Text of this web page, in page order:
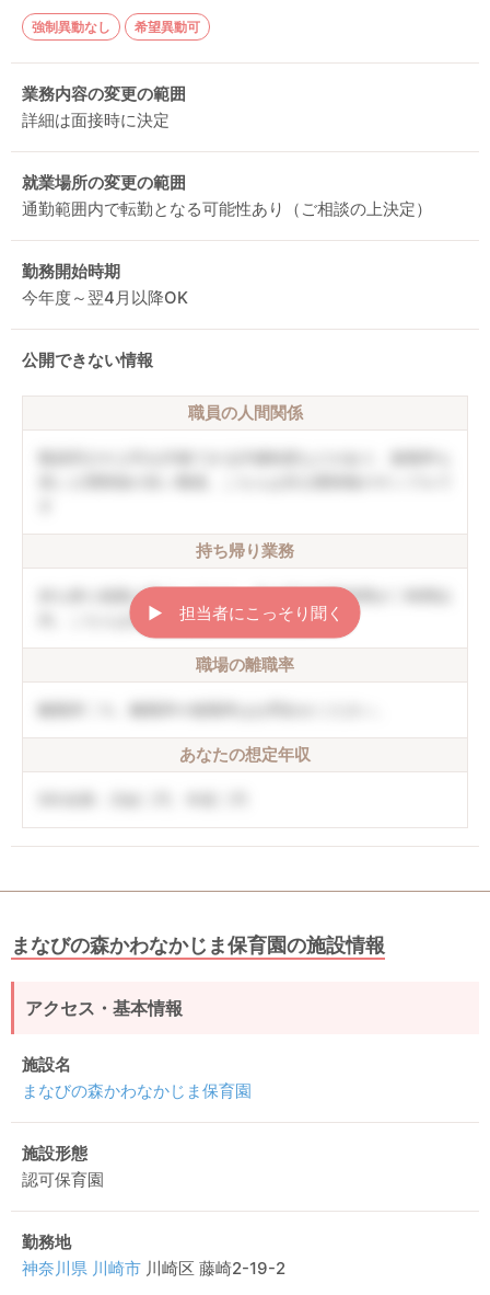
強制異動なし 希望異動可
業務内容の変更の範囲
詳細は面接時に決定
就業場所の変更の範囲
通勤範囲内で転勤となる可能性あり（ご相談の上決定）
勤務開始時期
今年度～翌4月以降OK
公開できない情報
職員の人間関係
持ち帰り業務
持ち帰り残業は禁止しており、月の平均残業時間が〇時間以
内。こちらは非公開情報のサンプルです
職場の離職率
あなたの想定年収
▶︎ 担当者にこっそり聞く
まなびの森かわなかじま保育園の施設情報
アクセス・基本情報
施設名
まなびの森かわなかじま保育園
施設形態
認可保育園
勤務地
神奈川県 川崎市 川崎区 藤崎2-19-2